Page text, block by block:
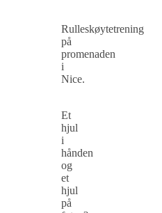
Rulleskøytetrening
på
promenaden
i
Nice.
Et
hjul
i
hånden
og
et
hjul
på